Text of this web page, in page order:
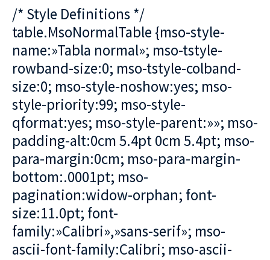
/* Style Definitions */
table.MsoNormalTable {mso-style-
name:»Tabla normal»; mso-tstyle-
rowband-size:0; mso-tstyle-colband-
size:0; mso-style-noshow:yes; mso-
style-priority:99; mso-style-
qformat:yes; mso-style-parent:»»; mso-
padding-alt:0cm 5.4pt 0cm 5.4pt; mso-
para-margin:0cm; mso-para-margin-
bottom:.0001pt; mso-
pagination:widow-orphan; font-
size:11.0pt; font-
family:»Calibri»,»sans-serif»; mso-
ascii-font-family:Calibri; mso-ascii-